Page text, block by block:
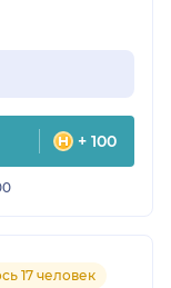
+ 100
17 человек